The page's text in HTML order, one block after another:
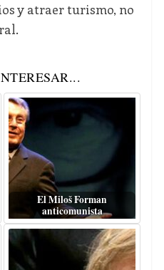
y atraer turismo, no
El Miloš Forman
anticomunista